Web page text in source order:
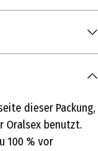
dieser Packung,
Oralsex benutzt.
100 % vor